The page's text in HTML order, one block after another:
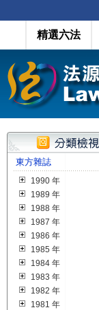
精選六法
東方雜誌
1990 年
1989 年
1988 年
1987 年
1986 年
1985 年
1984 年
1983 年
1982 年
1981 年